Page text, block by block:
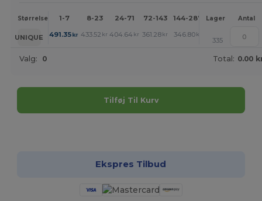
Størrelse 1-7 8-23 24-71 72-143 144-287 288 + Mere
Lager Antal
UNIQUE 491.35kr 433.52 kr 404.64 kr 361.28 kr 346.80 kr +
335
Valg: 0 Total: 0.00
Tilføj Til Kurv
Ekspres Tilbud